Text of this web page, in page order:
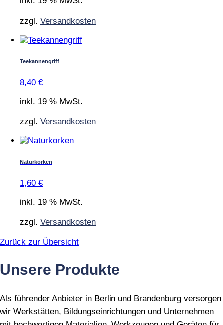
zzgl. Versandkosten
Teekannengriff
8,40 €
inkl. 19 % MwSt.
zzgl. Versandkosten
Naturkorken
1,60 €
inkl. 19 % MwSt.
zzgl. Versandkosten
Zurück zur Übersicht
Unsere Produkte
Als führender Anbieter in Berlin und Brandenburg versorgen
wir Werkstätten, Bildungseinrichtungen und Unternehmen